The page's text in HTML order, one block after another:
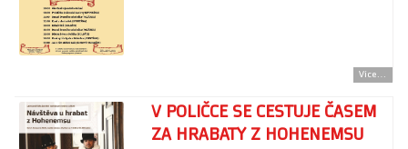
Více...
V POLIČCE SE CESTUJE ČASEM
ZA HRABATY Z HOHENEMSU